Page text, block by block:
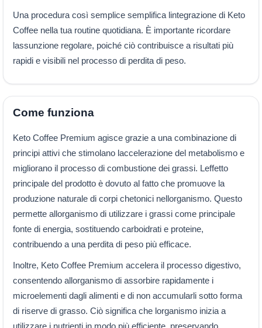
Una procedura così semplice semplifica lintegrazione di Keto
Coffee nella tua routine quotidiana. È importante ricordare
lassunzione regolare, poiché ciò contribuisce a risultati più
rapidi e visibili nel processo di perdita di peso.
Come funziona
Keto Coffee Premium agisce grazie a una combinazione di
principi attivi che stimolano laccelerazione del metabolismo e
migliorano il processo di combustione dei grassi. Leffetto
principale del prodotto è dovuto al fatto che promuove la
produzione naturale di corpi chetonici nellorganismo. Questo
permette allorganismo di utilizzare i grassi come principale
fonte di energia, sostituendo carboidrati e proteine,
contribuendo a una perdita di peso più efficace.
Inoltre, Keto Coffee Premium accelera il processo digestivo,
consentendo allorganismo di assorbire rapidamente i
microelementi dagli alimenti e di non accumularli sotto forma
di riserve di grasso. Ciò significa che lorganismo inizia a
utilizzare i nutrienti in modo più efficiente, preservando